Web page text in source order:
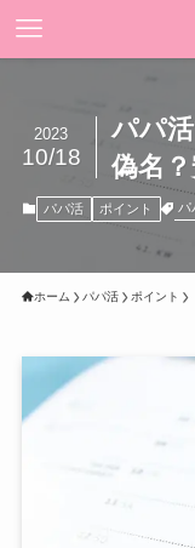
パパ
偽名
2023
10/18
パパ活 ポイント パ
ホーム パパ活 ポイント